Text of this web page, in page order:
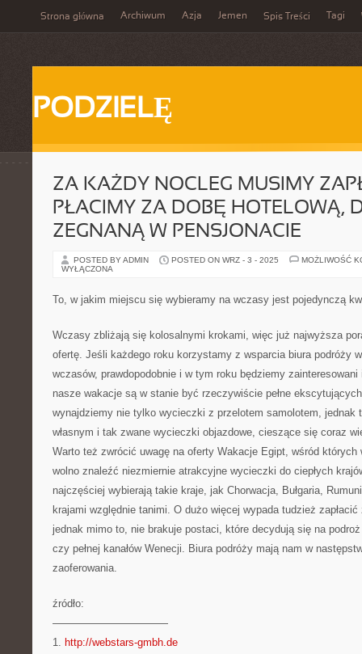
Strona główna Archiwum Azja Jemen Spis Treści Tagi
PODZIELĘ
ZA KAŻDY NOCLEG MUSIMY
PŁACIMY ZA DOBĘ HOTELOWĄ,
ZEGNANĄ W PENSJONACIE
POSTED BY ADMIN POSTED ON WRZ - 3 - 2025
MOŻLIWOŚĆ
WYŁĄCZONA
To, w jakim miejscu się wybieramy na wczasy jest pojedynczą
Wczasy zbliżają się kolosalnymi krokami, więc już najwyższa
ofertę. Jeśli każdego roku korzystamy z wsparcia biura podróży
wczasów, prawdopodobnie i w tym roku będziemy
nasze wakacje są w stanie być rzeczywiście pełne
wynajdziemy nie tylko wycieczki z przelotem samolotem, jednak
własnym i tak zwane wycieczki objazdowe, cieszące się coraz
Warto też zwrócić uwagę na oferty Wakacje Egipt, wśród których
wolno znaleźć niezmiernie atrakcyjne wycieczki do ciepłych
najczęściej wybierają takie kraje, jak Chorwacja, Bułgaria,
krajami względnie tanimi. O dużo więcej wypada tudzież
jednak mimo to, nie brakuje postaci, które decydują się na
czy pełnej kanałów Wenecji. Biura podróży mają nam w
zaoferowania.
źródło:
———————————
1. http://webstars-gmbh.de